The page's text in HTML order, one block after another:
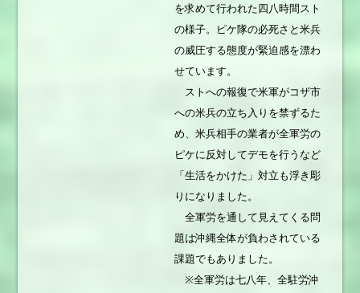
を求めて行われた四八時間スト
の様子。ピケ隊の必死さと米兵
の威圧する態度が緊迫感を漂わ
せています。
ストへの報復で米軍がコザ市
への米兵の立ち入りを禁ずるた
め、米兵相手の業者が全軍労の
ピケに反対してデモを行うなど
「生活をかけた」対立も浮き彫
りになりました。
全軍労を通して見えてくる問
題は沖縄全体が負わされている
課題でもありました。
※全軍労は七八年、全駐労沖